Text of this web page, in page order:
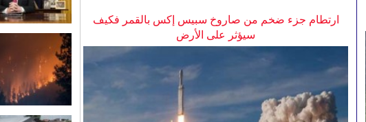
ارتطام جزء ضخم من صاروخ سبيس إكس بالقمر فكيف
سيؤثر على الأرض